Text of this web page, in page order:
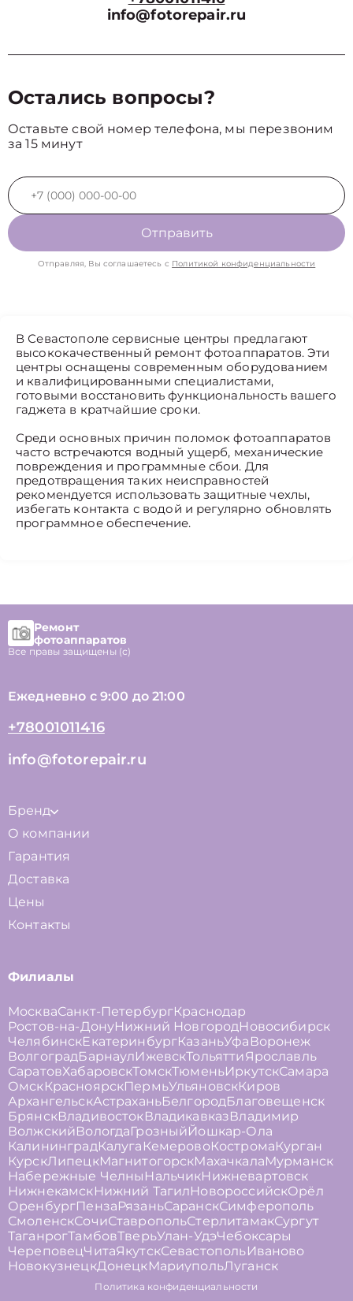
info@fotorepair.ru
Остались вопросы?
Оставьте свой номер телефона, мы перезвоним
за 15 минут
Отправить
Отправляя, Вы соглашаетесь с Политикой конфиденциальности
В Севастополе сервисные центры предлагают
высококачественный ремонт фотоаппаратов. Эти
центры оснащены современным оборудованием
и квалифицированными специалистами,
готовыми восстановить функциональность вашего
гаджета в кратчайшие сроки.
Среди основных причин поломок фотоаппаратов
часто встречаются водный ущерб, механические
повреждения и программные сбои. Для
предотвращения таких неисправностей
рекомендуется использовать защитные чехлы,
избегать контакта с водой и регулярно обновлять
программное обеспечение.
Ремонт
фотоаппаратов
Все правы защищены (с)
Ежедневно с 9:00 до 21:00
+78001011416
info@fotorepair.ru
Бренд
О компании
Гарантия
Доставка
Цены
Контакты
Филиалы
МоскваСанкт-ПетербургКраснодар
Ростов-на-ДонуНижний НовгородНовосибирск
ЧелябинскЕкатеринбургКазаньУфа Воронеж
ВолгоградБарнаулИжевскТольяттиЯрославль
СаратовХабаровскТомскТюменьИркутскСамара
ОмскКрасноярскПермьУльяновскКиров
АрхангельскАстраханьБелгородБлаговещенск
БрянскВладивостокВладикавказВладимир
ВолжскийВологдаГрозныйЙошкар-Ола
КалининградКалуга КемеровоКостромаКурган
КурскЛипецкМагнитогорскМахачкалаМурманск
Набережные Челны НальчикНижневартовск
НижнекамскНижний ТагилНовороссийскОрёл
ОренбургПензаРязаньСаранскСимферополь
СмоленскСочиСтавропольСтерлитамакСургут
ТаганрогТамбовТверьУлан-УдэЧебоксары
ЧереповецЧитаЯкутскСевастопольИваново
НовокузнецкДонецкМариупольЛуганск
Политика конфиденциальности